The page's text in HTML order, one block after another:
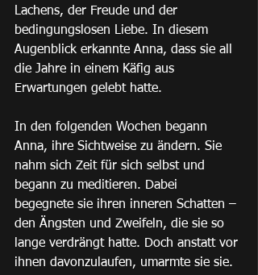
Lachens, der Freude und der
bedingungslosen Liebe. In diesem
Augenblick erkannte Anna, dass sie all
die Jahre in einem Käfig aus
Erwartungen gelebt hatte.
In den folgenden Wochen begann
Anna, ihre Sichtweise zu ändern. Sie
nahm sich Zeit für sich selbst und
begann zu meditieren. Dabei
begegnete sie ihren inneren Schatten –
den Ängsten und Zweifeln, die sie so
lange verdrängt hatte. Doch anstatt vor
ihnen davonzulaufen, umarmte sie sie.